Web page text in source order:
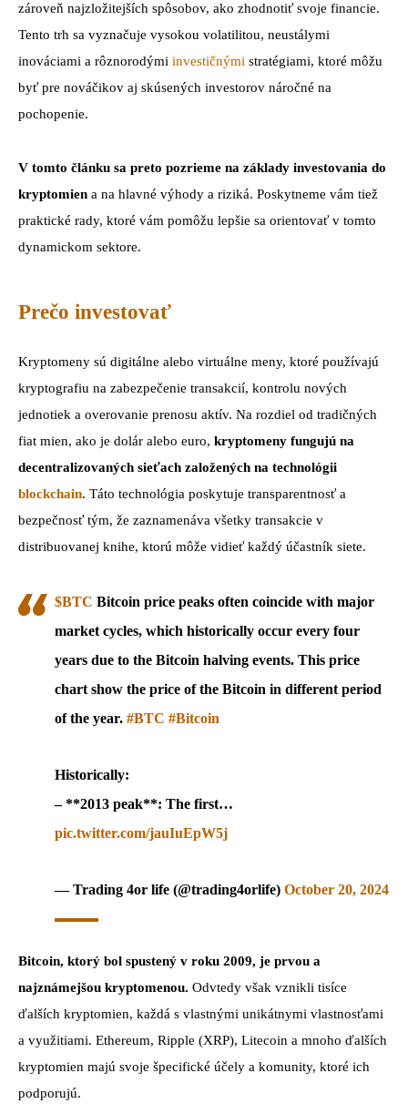
zároveň najzložitejších spôsobov, ako zhodnotiť svoje financie.
Tento trh sa vyznačuje vysokou volatilitou, neustálymi
inováciami a rôznorodými investičnými stratégiami, ktoré môžu
byť pre nováčikov aj skúsených investorov náročné na
pochopenie.
V tomto článku sa preto pozrieme na základy investovania do
kryptomien a na hlavné výhody a riziká. Poskytneme vám tiež
praktické rady, ktoré vám pomôžu lepšie sa orientovať v tomto
dynamickom sektore.
Prečo investovať
Kryptomeny sú digitálne alebo virtuálne meny, ktoré používajú
kryptografiu na zabezpečenie transakcií, kontrolu nových
jednotiek a overovanie prenosu aktív. Na rozdiel od tradičných
fiat mien, ako je dolár alebo euro, kryptomeny fungujú na
decentralizovaných sieťach založených na technológii
blockchain. Táto technológia poskytuje transparentnosť a
bezpečnosť tým, že zaznamenáva všetky transakcie v
distribuovanej knihe, ktorú môže vidieť každý účastník siete.
$BTC Bitcoin price peaks often coincide with major
market cycles, which historically occur every four
years due to the Bitcoin halving events. This price
chart show the price of the Bitcoin in different period
of the year. #BTC #Bitcoin
Historically:
– **2013 peak**: The first…
pic.twitter.com/jauIuEpW5j
— Trading 4or life (@trading4orlife) October 20, 2024
Bitcoin, ktorý bol spustený v roku 2009, je prvou a
najznámejšou kryptomenou. Odvtedy však vznikli tisíce
ďalších kryptomien, každá s vlastnými unikátnymi vlastnosťami
a využitiami. Ethereum, Ripple (XRP), Litecoin a mnoho ďalších
kryptomien majú svoje špecifické účely a komunity, ktoré ich
podporujú.